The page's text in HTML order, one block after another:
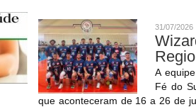
31/07/2026
A
Fé do
que aconteceram de 16 a 26 de